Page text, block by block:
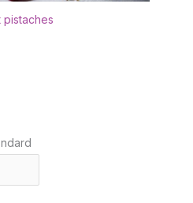
événement. Ce plateau
pistaches